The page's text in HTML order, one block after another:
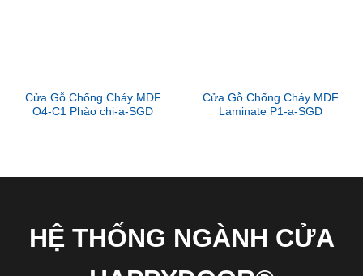
Cửa Gỗ Chống Cháy MDF
O4-C1 Phào chi-a-SGD
Cửa Gỗ Chống Cháy MDF
Laminate P1-a-SGD
HỆ THỐNG NGÀNH CỬA